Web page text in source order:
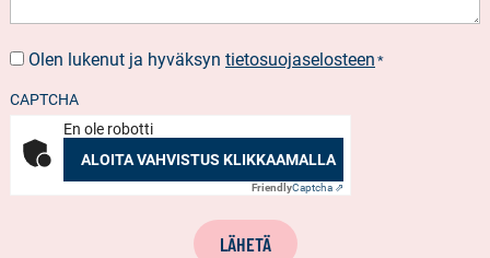
SUOSTUMUS*
Olen lukenut ja hyväksyn tietosuojaselosteen *
CAPTCHA
En ole robotti
ALOITA VAHVISTUS KLIKKAAMALLA
FriendlyCaptcha ⇗
LÄHETÄ